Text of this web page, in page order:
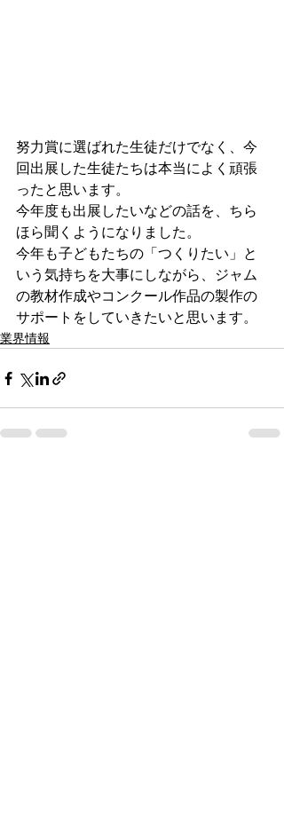
努力賞に選ばれた生徒だけでなく、今
回出展した生徒たちは本当によく頑張
ったと思います。
今年度も出展したいなどの話を、ちら
ほら聞くようになりました。
今年も子どもたちの「つくりたい」と
いう気持ちを大事にしながら、ジャム
の教材作成やコンクール作品の製作の
サポートをしていきたいと思います。
業界情報